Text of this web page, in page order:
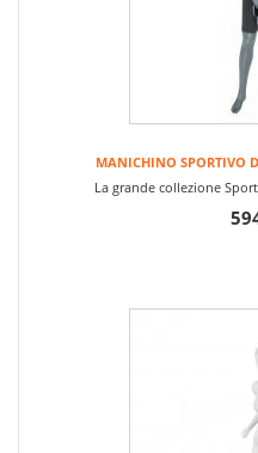
MANICHINO SPORTIVO
La grande collezione